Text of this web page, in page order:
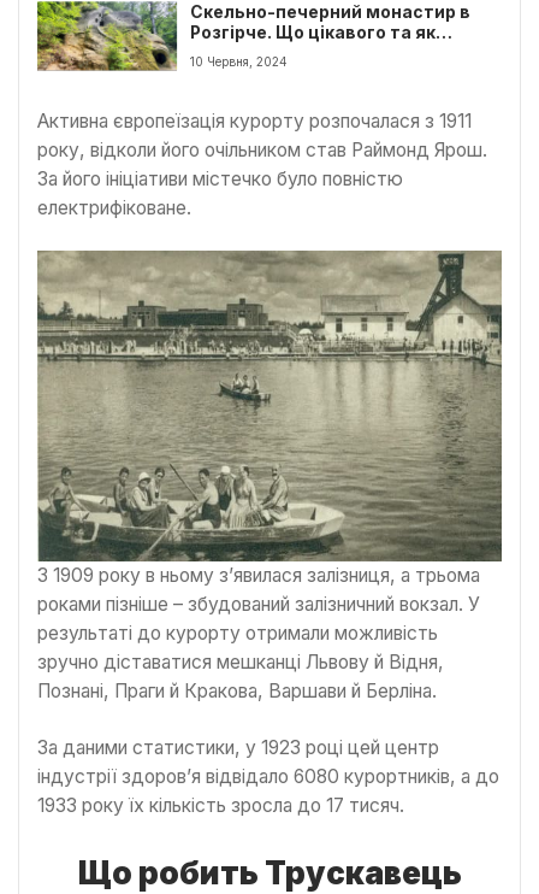
Скельно-печерний монастир в
Розгірче. Що цікавого та як
дістатись?
10 Червня, 2024
Активна європеїзація курорту розпочалася з 1911
року, відколи його очільником став Раймонд Ярош.
За його ініціативи містечко було повністю
електрифіковане.
З 1909 року в ньому з’явилася залізниця, а трьома
роками пізніше – збудований залізничний вокзал. У
результаті до курорту отримали можливість
зручно діставатися мешканці Львову й Відня,
Познані, Праги й Кракова, Варшави й Берліна.
За даними статистики, у 1923 році цей центр
індустрії здоров’я відвідало 6080 курортників, а до
1933 року їх кількість зросла до 17 тисяч.
Що робить Трускавець